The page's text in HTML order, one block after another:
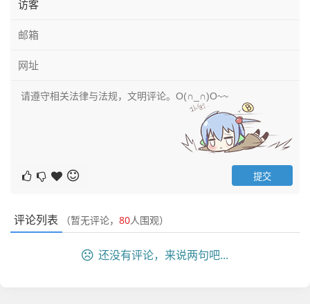
评论列表 （暂无评论， 80人围观）
还没有评论，来说两句吧...